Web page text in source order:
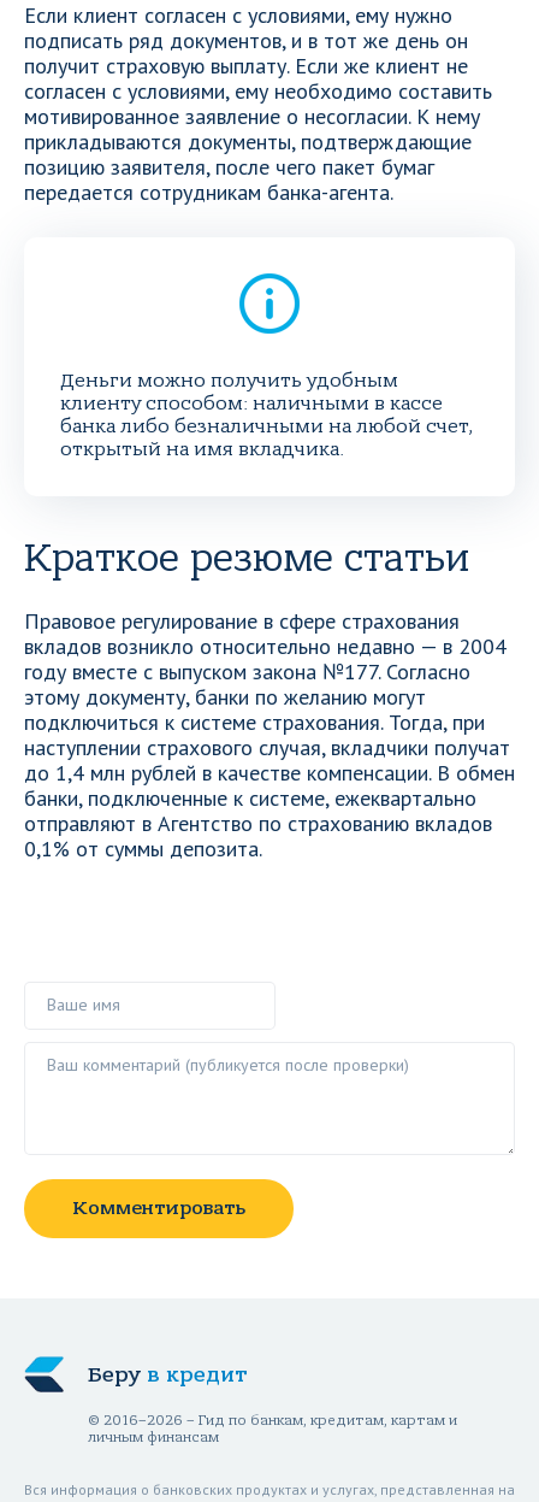
Если клиент согласен с условиями, ему нужно
подписать ряд документов, и в тот же день он
получит страховую выплату. Если же клиент не
согласен с условиями, ему необходимо составить
мотивированное заявление о несогласии. К нему
прикладываются документы, подтверждающие
позицию заявителя, после чего пакет бумаг
передается сотрудникам банка-агента.
Деньги можно получить удобным
клиенту способом: наличными в кассе
банка либо безналичными на любой счет,
открытый на имя вкладчика.
Краткое резюме статьи
Правовое регулирование в сфере страхования
вкладов возникло относительно недавно — в 2004
году вместе с выпуском закона №177. Согласно
этому документу, банки по желанию могут
подключиться к системе страхования. Тогда, при
наступлении страхового случая, вкладчики получат
до 1,4 млн рублей в качестве компенсации. В обмен
банки, подключенные к системе, ежеквартально
отправляют в Агентство по страхованию вкладов
0,1% от суммы депозита.
Комментировать
Беру в кредит
© 2016–2026 – Гид по банкам, кредитам, картам и
личным финансам
Вся информация о банковских продуктах и услугах, представленная на